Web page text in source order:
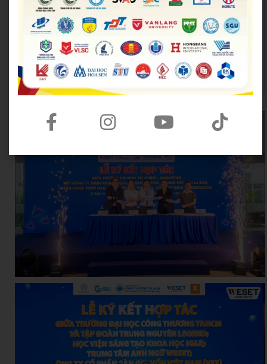
Trung tâm Hỗ trợ Học sinh,
sinh viên TP.HCM
Thành Đoàn TP.HCM
Thành Đoàn TP. Thủ Đức
Hội Liên hiệp Thanh
niên Việt Nam